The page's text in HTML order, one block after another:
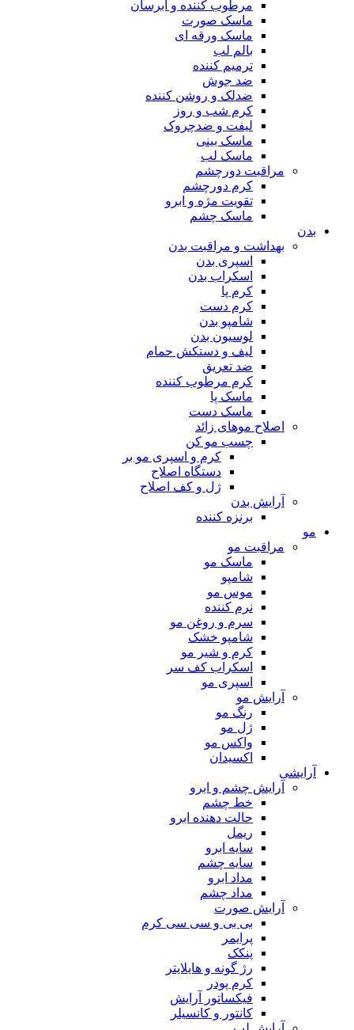
مرطوب کننده و آبرسان
ماسک صورت
ماسک ورقه ای
بالم لب
ترمیم کننده
ضد جوش
ضدلک و روشن کننده
کرم شب و روز
لیفت و ضدچروک
ماسک بینی
ماسک لب
مراقبت دورچشم
کرم دورچشم
تقویت مژه و ابرو
ماسک چشم
بدن
بهداشت و مراقبت بدن
اسپری بدن
اسکراب بدن
کرم پا
کرم دست
شامپو بدن
لوسیون بدن
لیف و دستکش حمام
ضد تعریق
کرم مرطوب کننده
ماسک پا
ماسک دست
اصلاح موهای زائد
چسب مو کن
کرم و اسپری مو بر
دستگاه اصلاح
ژل و کف اصلاح
آرایش بدن
برنزه کننده
مو
مراقبت مو
ماسک مو
شامپو
موس مو
نرم کننده
سرم و روغن مو
شامپو خشک
کرم و شیر مو
اسکراب کف سر
اسپری مو
آرایش مو
رنگ مو
ژل مو
واکس مو
اکسیدان
آرایشی
آرایش چشم و ابرو
خط چشم
حالت دهنده ابرو
ریمل
سایه ابرو
سایه چشم
مداد ابرو
مداد چشم
آرایش صورت
بی بی و سی سی کرم
پرایمر
پنکک
رژ گونه و هایلایتر
کرم پودر
فیکساتور آرایش
کانتور و کانسیلر